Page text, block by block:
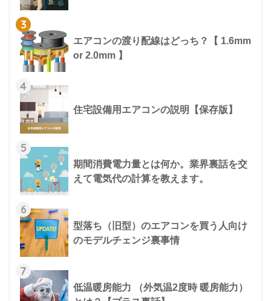
3
エアコンの渡り配線はどっち？【 1.6mm
or 2.0mm 】
4
住宅設備用エアコンの説明【保存版】
5
期間消費電力量とは何か。業界裏話を交
えて電気代の計算を教えます。
6
型落ち（旧型）のエアコンを買う人向け
のモデルチェンジ裏事情
7
低温暖房能力 （外気温2度時 暖房能力）